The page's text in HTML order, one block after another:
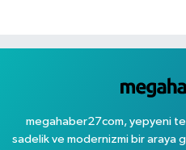
megahaber27com, yepyeni
sadelik ve modernizmi bir araya